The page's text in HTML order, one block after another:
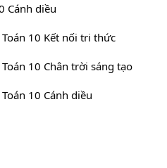
Cánh diều
10 Kết nối tri thức
10 Chân trời sáng tạo
10 Cánh diều